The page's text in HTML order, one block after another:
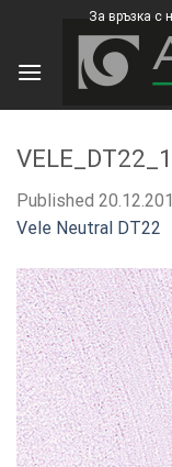
content
За връзка с
Published
Vele Neutral DT22
×